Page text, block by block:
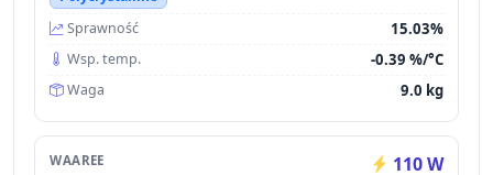
Sprawność
15.03%
Wsp. temp. -0.39 %/°C
Waga 9.0 kg
WAAREE 110 W